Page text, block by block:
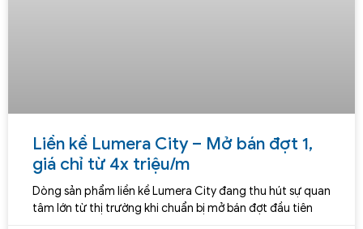
Liền kề Lumera City – Mở bán đợt 1,
giá chỉ từ 4x triệu/m
Dòng sản phẩm liền kề Lumera City đang thu hút sự quan
tâm lớn từ thị trường khi chuẩn bị mở bán đợt đầu tiên